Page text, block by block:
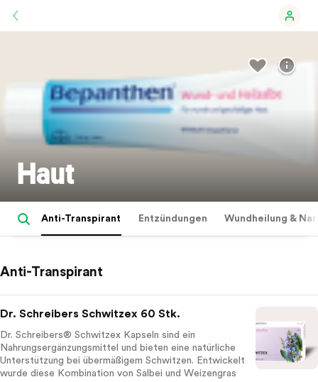
Haut
Anti-Transpirant Entzündungen Wundheilung &
Anti-Transpirant
Dr. Schreibers Schwitzex 60 Stk.
Dr. Schreibers® Schwitzex Kapseln sind ein
Nahrungsergänzungsmittel und bieten eine natürliche
Unterstützung bei übermäßigem Schwitzen. Entwickelt
wurde diese Kombination von Salbei und Weizengras